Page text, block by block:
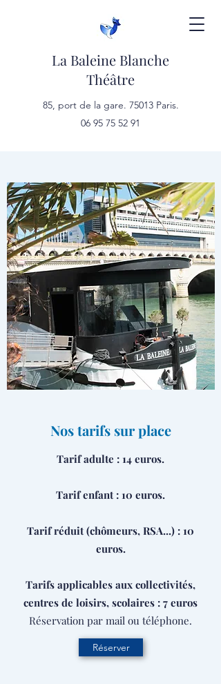
La Baleine Blanche
Théâtre
85, port de la gare. 75013 Paris.
06 95 75 52 91
Nos tarifs sur place
Tarif adulte : 14 euros.
Tarif enfant : 10 euros.
Tarif réduit (chômeurs, RSA...) : 10
euros.
Tarifs applicables aux collectivités,
centres de loisirs, scolaires : 7 euros
Réservation par mail ou téléphone.
Réserver